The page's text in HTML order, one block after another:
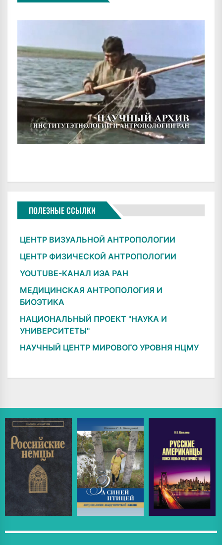
ПОЛЕЗНЫЕ ССЫЛКИ
ЦЕНТР ВИЗУАЛЬНОЙ АНТРОПОЛОГИИ
ЦЕНТР ФИЗИЧЕСКОЙ АНТРОПОЛОГИИ
YOUTUBE-КАНАЛ ИЭА РАН
МЕДИЦИНСКАЯ АНТРОПОЛОГИЯ И
БИОЭТИКА
НАЦИОНАЛЬНЫЙ ПРОЕКТ "НАУКА И
УНИВЕРСИТЕТЫ"
НАУЧНЫЙ ЦЕНТР МИРОВОГО УРОВНЯ НЦМУ